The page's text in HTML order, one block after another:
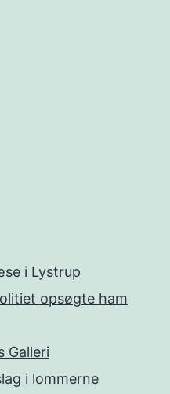
i Lystrup
opsøgte ham
Galleri
i lommerne